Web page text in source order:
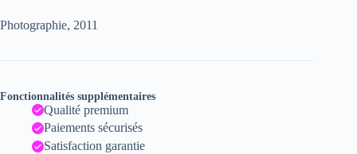
était :
est :
Photographie, 2011
Fonctionnalités supplémentaires
Qualité premium
Paiements sécurisés
Satisfaction garantie